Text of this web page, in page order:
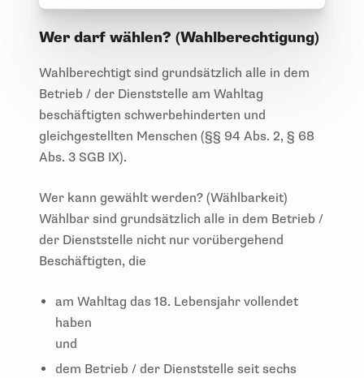
Wer darf wählen? (Wahlberechtigung)
Wahlberechtigt sind grundsätzlich alle in dem
Betrieb / der Dienststelle am Wahltag
beschäftigten schwerbehinderten und
gleichgestellten Menschen (§§ 94 Abs. 2, § 68
Abs. 3 SGB IX).
Wer kann gewählt werden? (Wählbarkeit)
Wählbar sind grundsätzlich alle in dem Betrieb /
der Dienststelle nicht nur vorübergehend
Beschäftigten, die
am Wahltag das 18. Lebensjahr vollendet
haben
und
dem Betrieb / der Dienststelle seit sechs